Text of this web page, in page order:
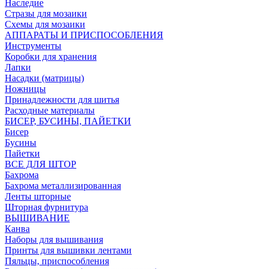
Наследие
Стразы для мозаики
Схемы для мозаики
АППАРАТЫ И ПРИСПОСОБЛЕНИЯ
Инструменты
Коробки для хранения
Лапки
Насадки (матрицы)
Ножницы
Принадлежности для шитья
Расходные материалы
БИСЕР, БУСИНЫ, ПАЙЕТКИ
Бисер
Бусины
Пайетки
ВСЕ ДЛЯ ШТОР
Бахрома
Бахрома металлизированная
Ленты шторные
Шторная фурнитура
ВЫШИВАНИЕ
Канва
Наборы для вышивания
Принты для вышивки лентами
Пяльцы, приспособления